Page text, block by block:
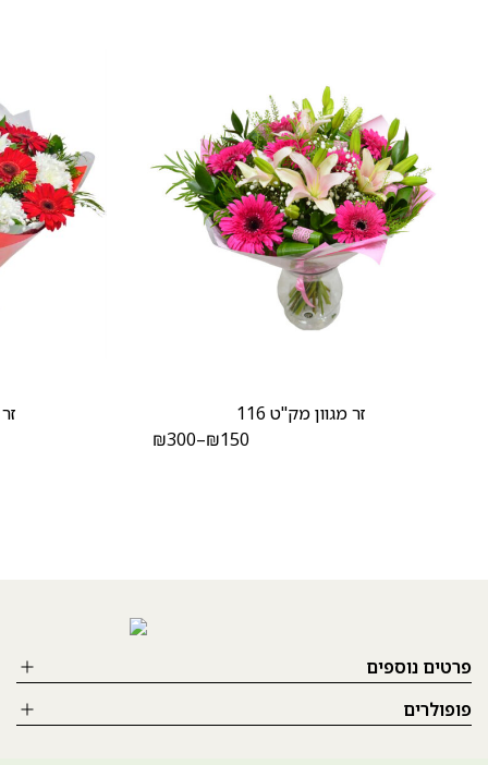
זר מגוון מק"ט 116
₪150
–
₪300
פרטים נוספים
פופולרים